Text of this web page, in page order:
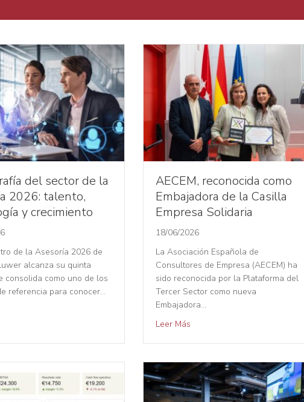
del sector de la
2026: talento,
y crecimiento
de la Asesoría 2026 de
alcanza su quinta
consolida como uno de los
referencia para conocer…
AECEM, reconocida como
Embajadora de la Casilla
Empresa Solidaria
18/06/2026
La Asociación Española de
Consultores de Empresa (AECEM) ha
sido reconocida por la Plataforma del
Tercer Sector como nueva
Embajadora…
Leer Más